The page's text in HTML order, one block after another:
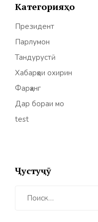
Категорияҳо
Президент
Парлумон
Тандурустӣ
Хабарҳои охирин
Фарҳанг
Дар бораи мо
test
Ҷустуҷӯ